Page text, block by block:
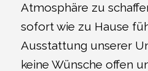
Atmosphäre zu
sofort wie zu Hause
Ausstattung unserer
keine Wünsche offen